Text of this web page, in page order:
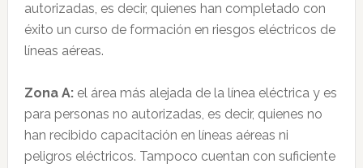
autorizadas, es decir, quienes han completado con
éxito un curso de formación en riesgos eléctricos de
líneas aéreas.
Zona A:el área más alejada de la línea eléctrica y es
para personas no autorizadas, es decir, quienes no
han recibido capacitación en líneas aéreas ni
peligros eléctricos. Tampoco cuentan con suficiente